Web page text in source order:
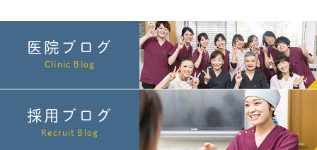
医院ブログ
Clinic Blog
採用ブログ
Recruit Blog